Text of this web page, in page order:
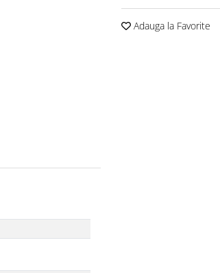
Adauga la Favorite